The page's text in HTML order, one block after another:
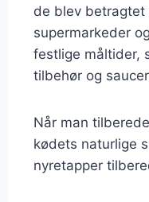
de blev
supermarkeder
festlige måltider,
tilbehør og
Når man
kødets naturlige
nyretapper